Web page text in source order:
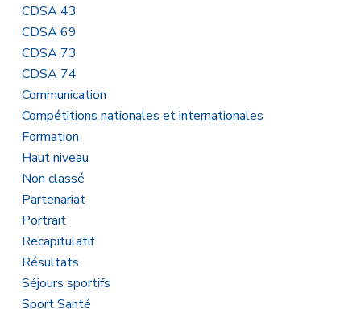
CDSA 43
CDSA 69
CDSA 73
CDSA 74
Communication
Compétitions nationales et internationales
Formation
Haut niveau
Non classé
Partenariat
Portrait
Recapitulatif
Résultats
Séjours sportifs
Sport Santé